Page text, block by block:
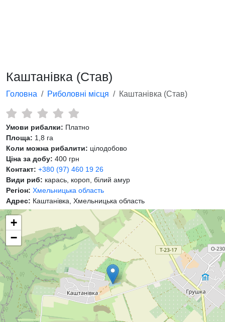
Каштанівка (Став)
Головна Риболовні місця Каштанівка (Став)
Умови рибалки: Платно
Площа: 1,8 га
Коли можна рибалити: цілодобово
Ціна за добу: 400 грн
Контакт: +380 (97) 460 19 26
Види риб: карась, короп, білий амур
Регіон: Хмельницька область
Адрес: Каштанівка, Хмельницька область
+
−